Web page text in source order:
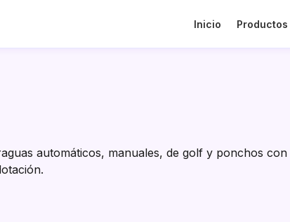
Inicio Productos
automáticos, manuales, de golf y ponchos